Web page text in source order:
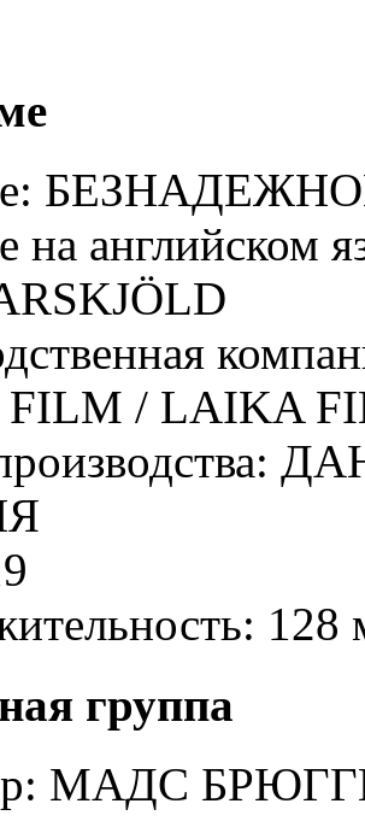
на английском
FILM / LAIKA
128
группа
МАДС